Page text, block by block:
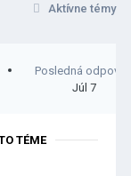
Aktívne témy
Posledná
Júl 7
TÉME